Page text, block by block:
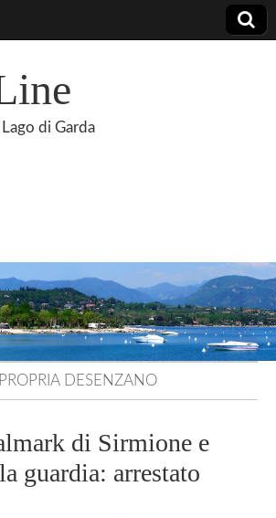
di Garda
DESENZANO
di Sirmione e
guardia: arrestato